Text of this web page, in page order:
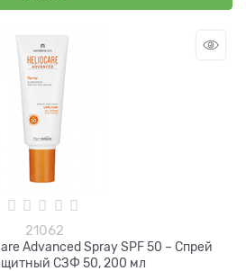
21062
Advanced Spray SPF 50 – Спрей
СЗФ 50, 200 мл